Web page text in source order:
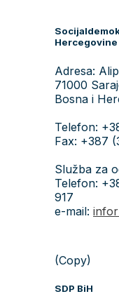
Hercegovine
Adresa:
71000
Bosna i
Telefon:
Fax: +387
Služba za
Telefon:
917
e-mail:
(Copy)
SDP BiH